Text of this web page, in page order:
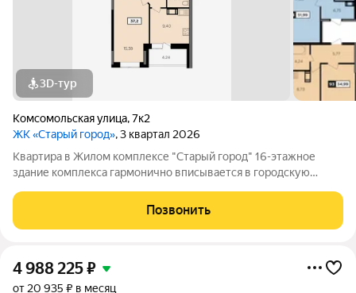
3D-тур
Комсомольская улица,7к2
ЖК «Старый город», 3 квартал 2026
Квартира в Жилом комплексе "Старый город" 16-этажное
здание комплекса гармонично вписывается в городскую
различных планировок ждут своих счастливых обладателей.
Современные технологии и
Позвонить
4 988 225₽
от 20 935 ₽ в месяц